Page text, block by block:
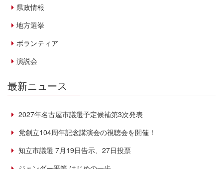
県政情報
地方選挙
ボランティア
演説会
最新ニュース
2027年名古屋市議選予定候補第3次発表
党創立104周年記念講演会の視聴会を開催！
知立市議選 7月19日告示、27日投票